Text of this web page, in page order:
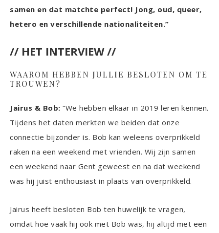
samen en dat matchte perfect! Jong, oud, queer,
hetero en verschillende nationaliteiten.”
// HET INTERVIEW //
WAAROM HEBBEN JULLIE BESLOTEN OM TE
TROUWEN?
Jairus & Bob: “We hebben elkaar in 2019 leren kennen.
Tijdens het daten merkten we beiden dat onze
connectie bijzonder is. Bob kan weleens overprikkeld
raken na een weekend met vrienden. Wij zijn samen
een weekend naar Gent geweest en na dat weekend
was hij juist enthousiast in plaats van overprikkeld.
Jairus heeft besloten Bob ten huwelijk te vragen,
omdat hoe vaak hij ook met Bob was, hij altijd met een